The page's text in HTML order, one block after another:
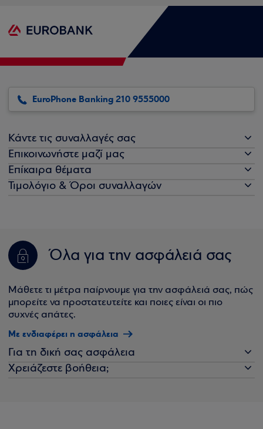
EuroPhone Banking 210 9555000
Κάντε τις συναλλαγές σας
Επικοινωνήστε μαζί μας
Επίκαιρα θέματα
Τιμολόγιο & Όροι συναλλαγών
Όλα για την ασφάλειά σας
Μάθετε τι μέτρα παίρνουμε για την ασφάλειά σας, πώς
μπορείτε να προστατευτείτε και ποιες είναι οι πιο
συχνές απάτες.
Με ενδιαφέρει η ασφάλεια
Για τη δική σας ασφάλεια
Χρειάζεστε βοήθεια;